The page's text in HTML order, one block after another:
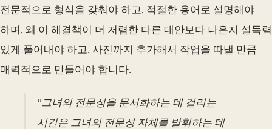
전문적으로 형식을 갖춰야 하고, 적절한 용어로 설명해야
하며, 왜 이 해결책이 더 저렴한 다른 대안보다 나은지 설득력
있게 풀어내야 하고, 사진까지 추가해서 작업을 따낼 만큼
매력적으로 만들어야 합니다.
"그녀의 전문성을 문서화하는 데 걸리는
시간은 그녀의 전문성 자체를 발휘하는 데